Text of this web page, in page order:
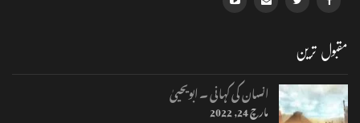
مقبول ترین
انسان کی کہانی ۔ ابویحییٰ
مارچ 24, 2022